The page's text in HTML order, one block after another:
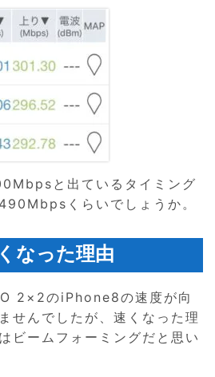
と出ているタイミング
くらいでしょうか。
なった理由
2×2のiPhone8の速度が向
せんでしたが、速くなった理
ビームフォーミングだと思い